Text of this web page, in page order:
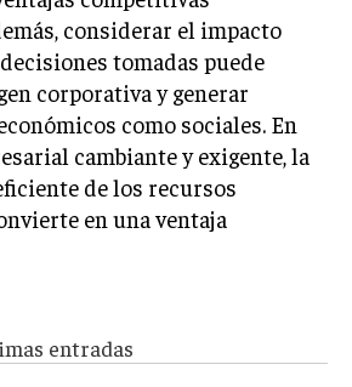
Y RESPONSABILIDAD
la precisión y el detalle. Soy un
considerar el impacto
tomadas puede
corporativa y generar
como sociales. En
cambiante y exigente, la
de los recursos
en una ventaja
entradas